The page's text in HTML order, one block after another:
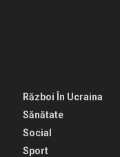
Război În Ucraina
Sănătate
Social
Sport